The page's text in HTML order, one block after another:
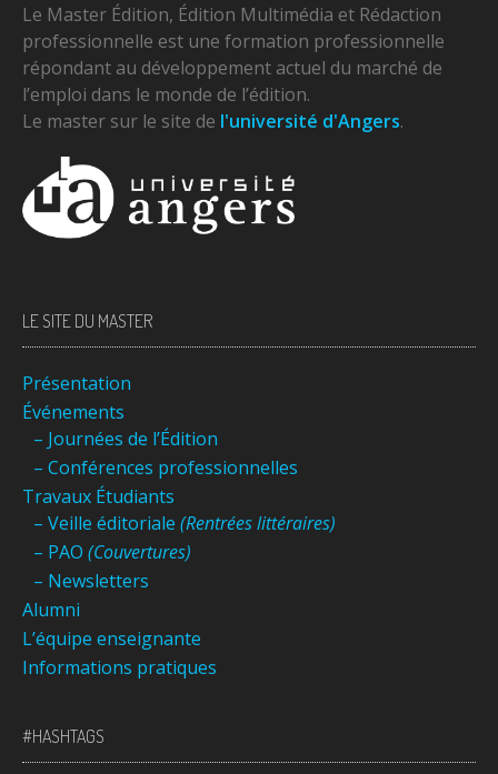
Le Master Édition, Édition Multimédia et Rédaction
professionnelle est une formation professionnelle
répondant au développement actuel du marché de
l’emploi dans le monde de l’édition.
Le master sur le site de l'université d'Angers.
LE SITE DU MASTER
Présentation
Événements
– Journées de l’Édition
– Conférences professionnelles
Travaux Étudiants
– Veille éditoriale (Rentrées littéraires)
– PAO (Couvertures)
– Newsletters
Alumni
L’équipe enseignante
Informations pratiques
#HASHTAGS